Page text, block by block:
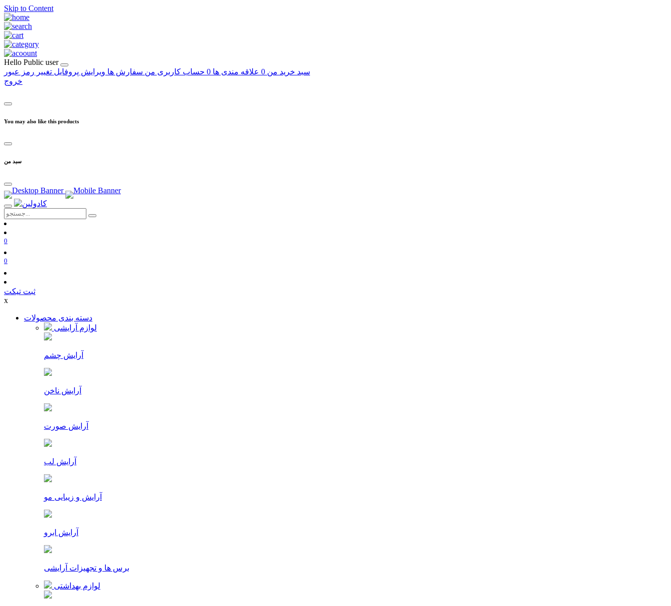
Skip to Content
Hello Public user
سبد خرید من 0 علاقه مندی ها 0 حساب کاربری من سفارش ها ویرایش پروفایل تغییر رمز عبور
خروج
You may also like this products
سبد من
0
0
ثبت تیکت
x
دسته بندی محصولات
لوازم آرایشی
آرایش چشم
آرایش ناخن
آرایش صورت
آرایش لب
آرایش و زیبایی مو
آرایش ابرو
برس ها و تجهیزات آرایشی
لوازم بهداشتی